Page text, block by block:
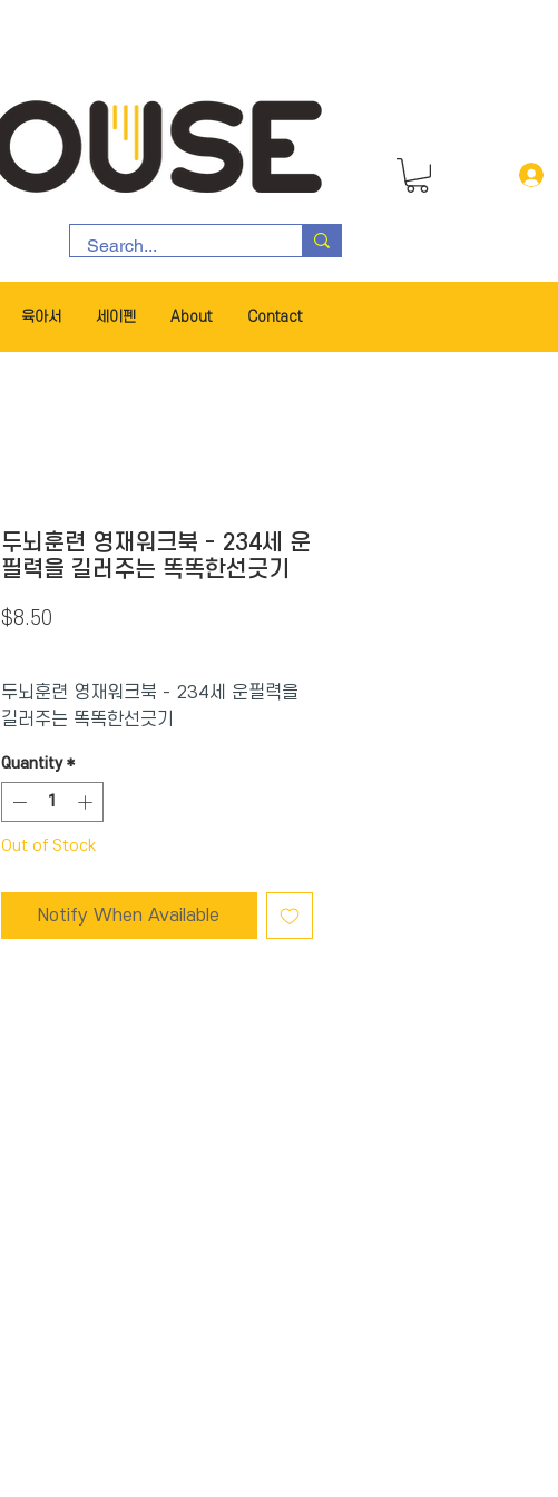
육아서 세이펜 About Contact
두뇌훈련 영재워크북 - 234세 운
필력을 길러주는 똑똑한선긋기
$8.50Price
두뇌훈련 영재워크북 - 234세 운필력을
길러주는 똑똑한선긋기
Quantity *
Out of Stock
Notify When Available